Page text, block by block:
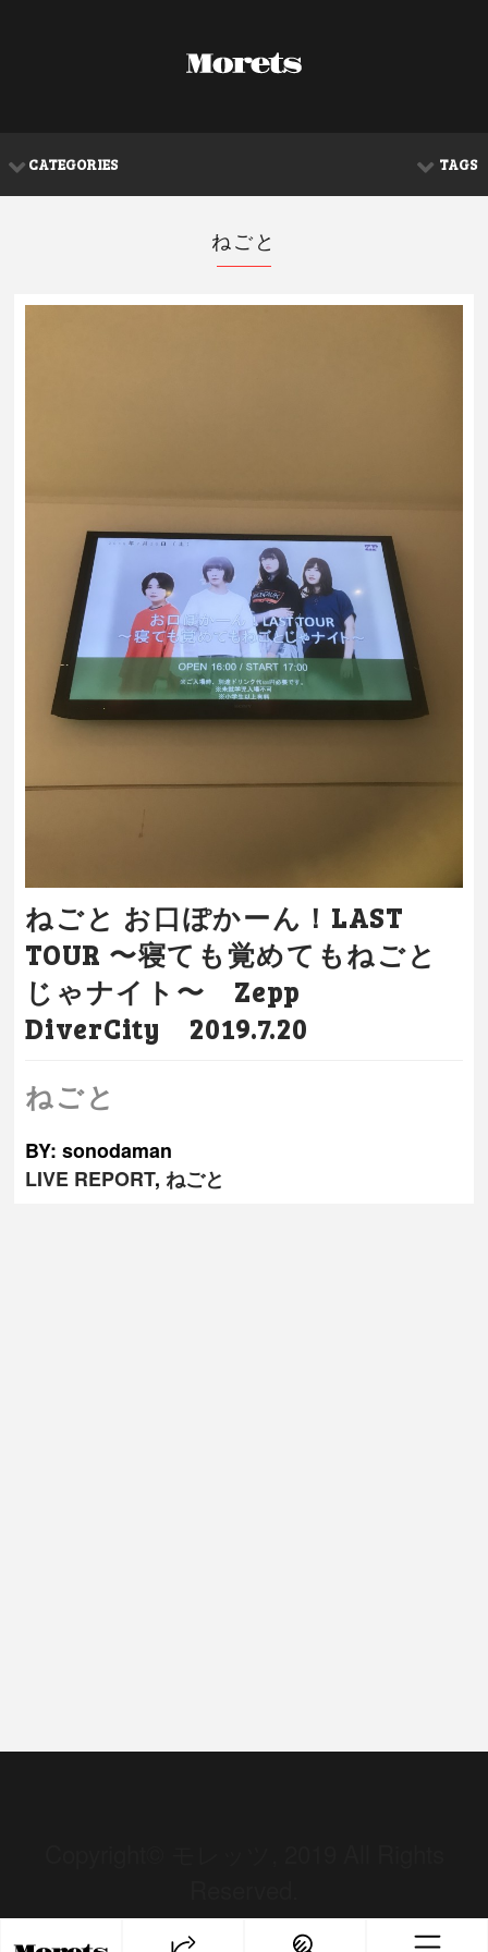
CATEGORIES TAGS
ねごと
ねごと お口ぽかーん！LAST
TOUR 〜寝ても覚めてもねごと
じゃナイト〜 Zepp
DiverCity 2019.7.20
ねごと
BY: sonodaman
LIVE REPORT, ねごと